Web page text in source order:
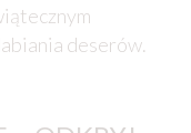
deserów.